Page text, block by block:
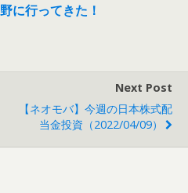
に行ってきた！
Next Post
【ネオモバ】今週の日本株式配
当金投資（2022/04/09）